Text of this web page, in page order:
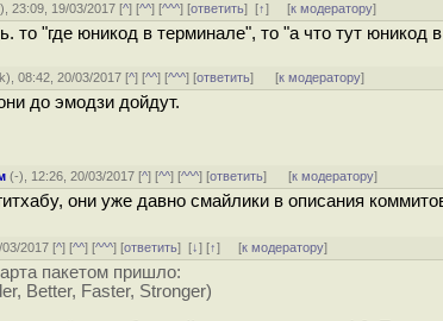
), 23:09, 19/03/2017 [^] [^^] [^^^] [ответить][↑] [к модератору]
то "где юникод в терминале", то "а что тут юникод
), 08:42, 20/03/2017 [^] [^^] [^^^] [ответить] [к модератору]
до эмодзи дойдут.
(-), 12:26, 20/03/2017 [^] [^^] [^^^] [ответить] [к модератору]
они уже давно смайлики в описания
2017 [^] [^^] [^^^] [ответить][↓] [↑] [к модератору]
пакетом пришло:
Better, Faster, Stronger)